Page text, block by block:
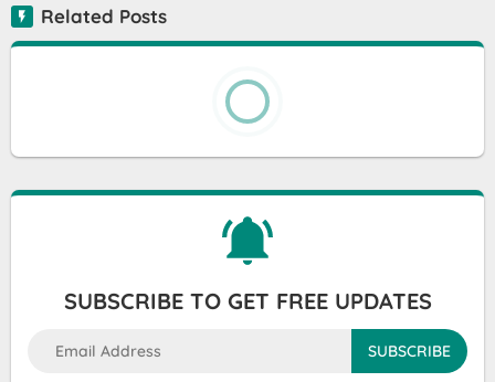
Related Posts
SUBSCRIBE TO GET FREE UPDATES